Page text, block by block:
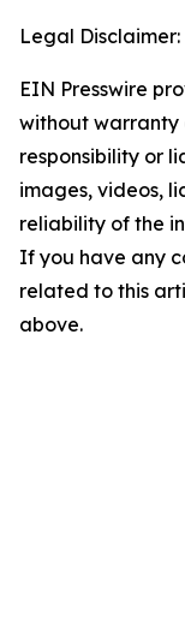
Legal Disclaimer:
EIN Presswire
without warranty
responsibility or
images, videos,
reliability of the
If you have any
related to this
above.